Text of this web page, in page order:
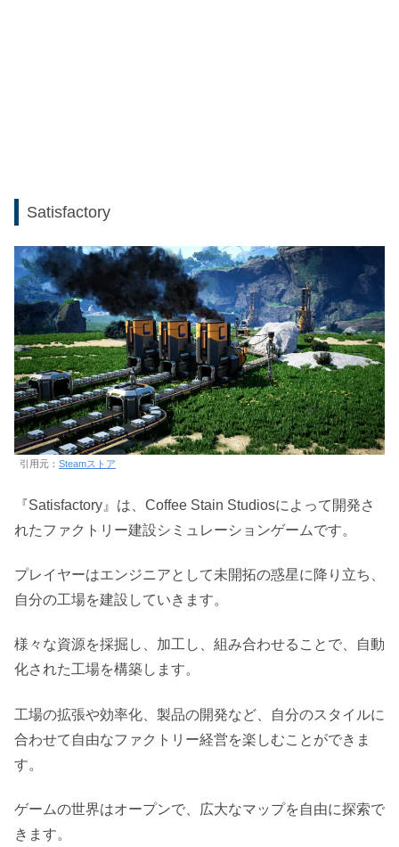
Satisfactory
引用元： Steamストア
『Satisfactory』は、Coffee Stain Studiosによって開発さ
れたファクトリー建設シミュレーションゲームです。
プレイヤーはエンジニアとして未開拓の惑星に降り立ち、
自分の工場を建設していきます。
様々な資源を採掘し、加工し、組み合わせることで、自動
化された工場を構築します。
工場の拡張や効率化、製品の開発など、自分のスタイルに
合わせて自由なファクトリー経営を楽しむことができま
す。
ゲームの世界はオープンで、広大なマップを自由に探索で
きます。